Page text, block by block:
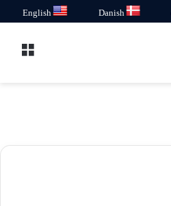
Danish
English